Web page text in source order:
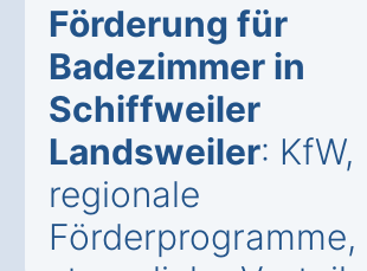
Förderung für
Badezimmer in
Schiffweiler
Landsweiler: KfW,
regionale
Förderprogramme,